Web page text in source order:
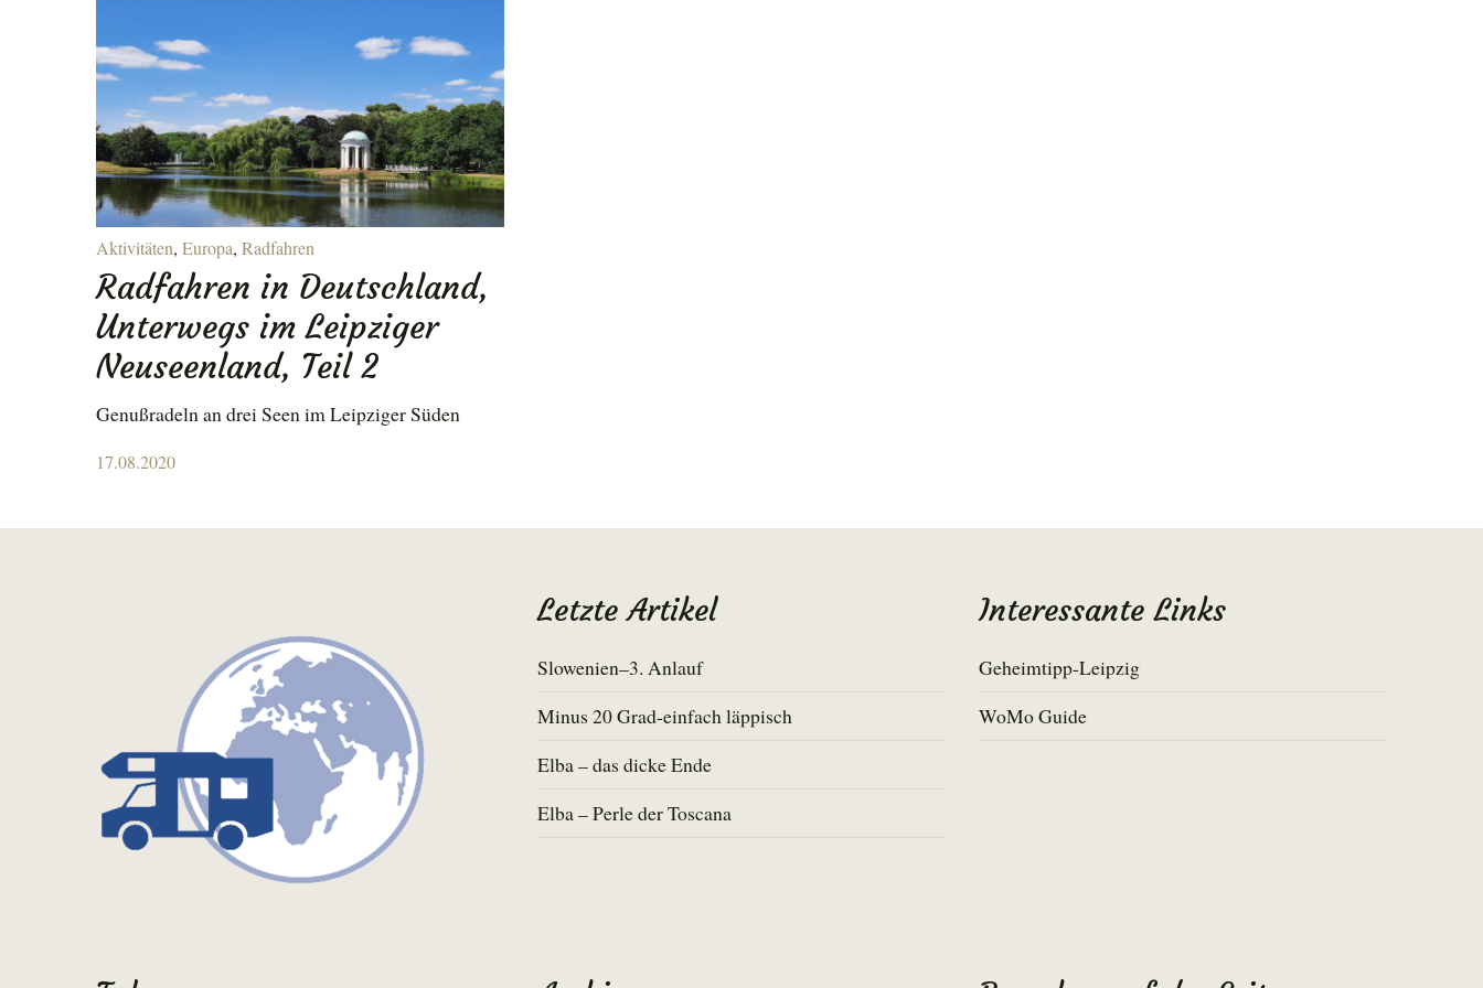
Aktivitäten, Europa, Radfahren
Radfahren in Deutschland,
Unterwegs im Leipziger
Neuseenland, Teil 2
Genußradeln an drei Seen im Leipziger Süden
Posted
17.08.2020
Letzte Artikel
Slowenien–3. Anlauf
Minus 20 Grad-einfach läppisch
Elba – das dicke Ende
Elba – Perle der Toscana
Interessante Links
Geheimtipp-Leipzig
WoMo Guide